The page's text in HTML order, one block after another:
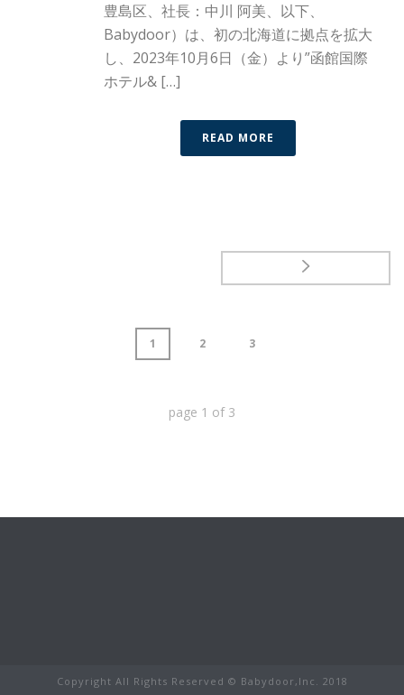
豊島区、社長：中川 阿美、以下、
Babydoor）は、初の北海道に拠点を拡大
し、2023年10月6日（金）より”函館国際
ホテル& […]
READ MORE
1 2 3
page 1 of 3
Copyright All Rights Reserved © Babydoor,Inc. 2018